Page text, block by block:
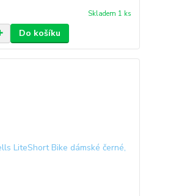
Skladem 1 ks
Do košíku